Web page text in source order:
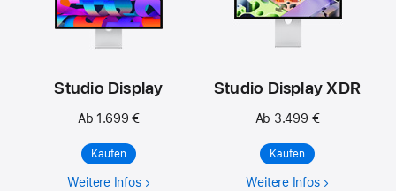
Studio Dis­play
Ab 1.699 €
Kaufen
Weitere Infos
Studio Dis­play XDR
Ab 3.499 €
Kaufen
Weitere Infos